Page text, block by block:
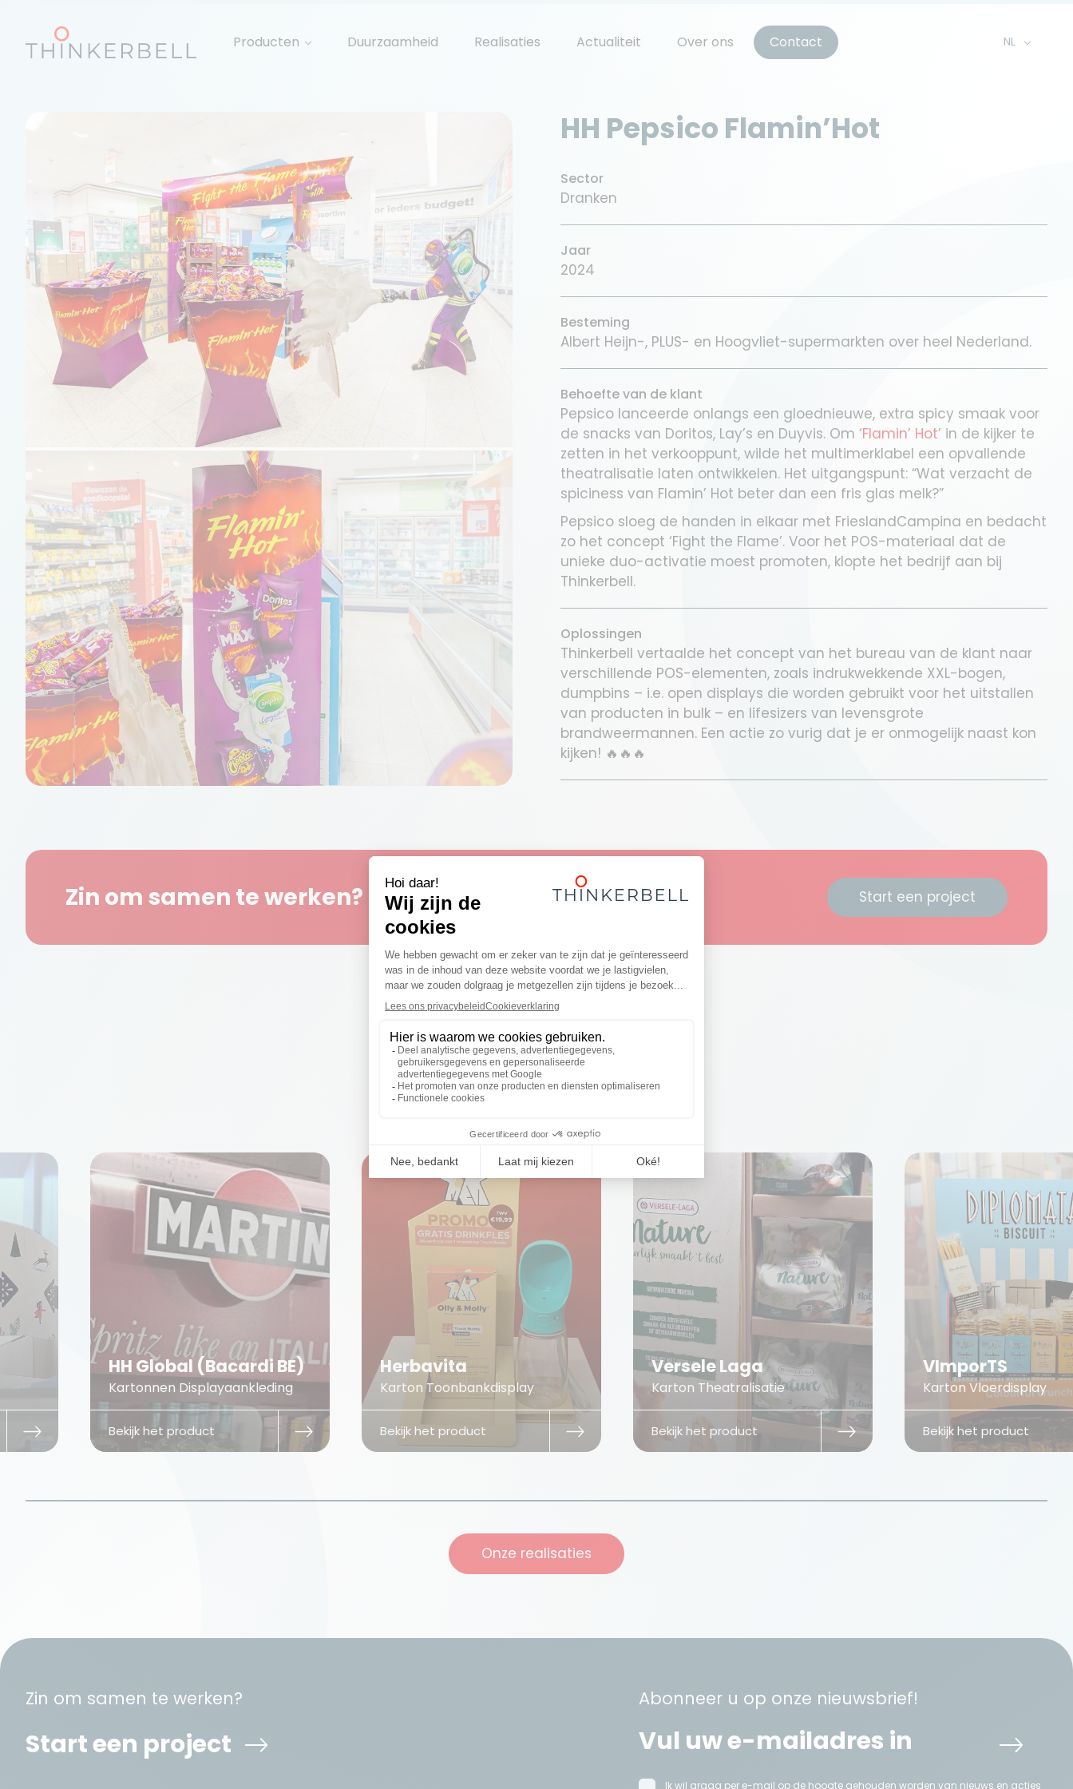
Producten Duurzaamheid Realisaties Actualiteit Over ons Contact NL
EN
HH Pepsico Flamin’Hot
Sector
Dranken
Jaar
2024
Besteming
Albert Heijn-, PLUS- en Hoogvliet-supermarkten over heel Nederland.
Behoefte van de klant
Pepsico lanceerde onlangs een gloednieuwe, extra spicy smaak voor
de snacks van Doritos, Lay’s en Duyvis. Om ‘Flamin’ Hot’ in de kijker te
zetten in het verkooppunt, wilde het multimerklabel een opvallende
theatralisatie laten ontwikkelen. Het uitgangspunt: “Wat verzacht de
spiciness van Flamin’ Hot beter dan een fris glas melk?”
Pepsico sloeg de handen in elkaar met FrieslandCampina en bedacht
zo het concept ‘Fight the Flame’. Voor het POS-materiaal dat de
unieke duo-activatie moest promoten, klopte het bedrijf aan bij
Thinkerbell.
Oplossingen
Thinkerbell vertaalde het concept van het bureau van de klant naar
verschillende POS-elementen, zoals indrukwekkende XXL-bogen,
dumpbins – i.e. open displays die worden gebruikt voor het uitstallen
van producten in bulk – en lifesizers van levensgrote
brandweermannen. Een actie zo vurig dat je er onmogelijk naast kon
kijken! 🔥🔥🔥
Zin om samen te werken? Start een project
Realisaties
Ontdek enkele inspirerende projecten!
HH Global (Bacardi BE)
Kartonnen Displayaankleding
Bekijk het product
Herbavita
Karton Toonbankdisplay
Bekijk het product
Versele Laga
Karton Theatralisatie
Bekijk het product
VImporTS
Karton Vloerdisplay
Bekijk het product
Onze realisaties
Zin om samen te werken?
Start een project
Abonneer u op onze nieuwsbrief!
Ik wil graag per e-mail op de hoogte gehouden worden van nieuws en acties